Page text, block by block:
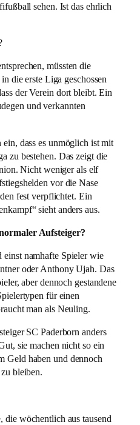
sehen. Ist das ehrlich
müssten die
die erste Liga geschossen
der Verein dort bleibt. Ein
und verkannten
ein, dass es unmöglich ist mit
zu bestehen. Das zeigt die
Nicht weniger als elf
vor die Nase
fest verpflichtet. Ein
sieht anders aus.
Aufsteiger?
einst namhafte Spieler wie
oder Anthony Ujah. Das
aber dennoch gestandene
für einen
man als Neuling.
SC Paderborn anders
sie machen nicht so ein
Geld haben und dennoch
bleiben.
die wöchentlich aus tausend